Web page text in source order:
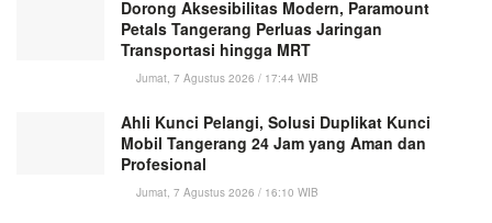
Dorong Aksesibilitas Modern, Paramount
Petals Tangerang Perluas Jaringan
Transportasi hingga MRT
Jumat, 7 Agustus 2026 / 17:44 WIB
Ahli Kunci Pelangi, Solusi Duplikat Kunci
Mobil Tangerang 24 Jam yang Aman dan
Profesional
Jumat, 7 Agustus 2026 / 16:10 WIB